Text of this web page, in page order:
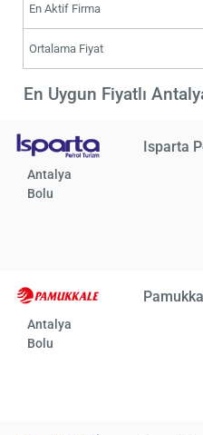
En Aktif Firma
Ortalama Fiyat
En Uygun Fiyatlı
Isparta
Antalya
Bolu
Antalya
Bolu